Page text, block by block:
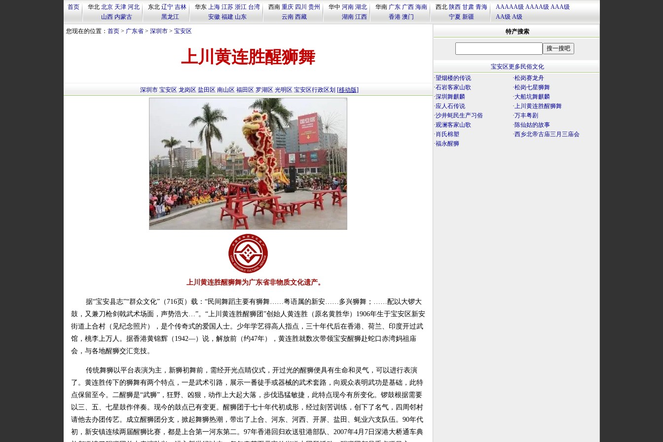
首页 华北 北京 天津 河北
山西 内蒙古
东北 辽宁 吉林
黑龙江
华东 上海 江苏 浙江 台湾
安徽 福建 山东
西南 重庆 四川 贵州
云南 西藏
华中 河南 湖北
湖南 江西
华南 广东 广西 海南
香港 澳门
西北 陕西 甘肃 青海
宁夏 新疆
AAAAA级 AAAA级 AAA级
AA级 A级
您现在的位置： 首页> 广东省> 深圳市> 宝安区
上川黄连胜醒狮舞
深圳市 宝安区 龙岗区 盐田区 南山区 福田区 罗湖区 光明区 宝安区行政区划 [移动版]
上川黄连胜醒狮舞为广东省非物质文化遗产。
据“宝安县志”“群众文化”（716页）载：“民间舞蹈主要有狮舞……粤语属的新安……多兴狮舞；……配以大锣大
鼓，又兼刀枪剑戟武术场面，声势浩大…”。“上川黄连胜醒狮团”创始人黄连胜（原名黄胜华）1906年生于宝安区新安
街道上合村（见纪念照片），是个传奇式的爱国人士。少年学艺得高人指点，三十年代后在香港、荷兰、印度开过武
馆，桃李上万人。据香港黄锦辉（1942—）说，解放前（约47年），黄连胜就数次带领宝安醒狮赴蛇口赤湾妈祖庙
会，与各地醒狮交汇竞技。
传统舞狮以平台表演为主，新狮初舞前，需经开光点睛仪式，开过光的醒狮便具有生命和灵气，可以进行表演
了。黄连胜传下的狮舞有两个特点，一是武术引路，展示一番徒手或器械的武术套路，向观众表明武功是基础，此特
点保留至今。二醒狮是“武狮”，狂野、凶狠，动作上大起大落，步伐迅猛敏捷，此特点现今有所变化。锣鼓根据需要
以三、五、七星鼓作伴奏。现今的鼓点已有变更。醒狮团于七十年代初成形，经过刻苦训练，创下了名气，四周邻村
请他去办团传艺。成立醒狮团分支，掀起舞狮热潮，带出了上合、河东、河西、开屏、盐田、蚝业六支队伍。90年代
初，新安镇连续两届醒狮比赛，都是上合第一河东第二。97年香港回归欢送驻港部队、2007年4月7日深港大桥通车典
特产搜索
宝安区更多民俗文化
·望烟楼的传说 ·松岗赛龙舟
·石岩客家山歌 ·松岗七星狮舞
·深圳舞麒麟 ·大船坑舞麒麟
·应人石传说 ·上川黄连胜醒狮舞
·沙井蚝民生产习俗 ·万丰粤剧
·观澜客家山歌 ·陈仙姑的故事
·肖氏棉塑 ·西乡北帝古庙三月三庙会
·福永醒狮